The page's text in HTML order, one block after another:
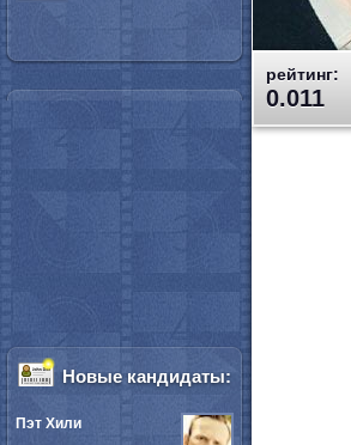
рейтинг:
0.011
Новые кандидаты:
Пэт Хили